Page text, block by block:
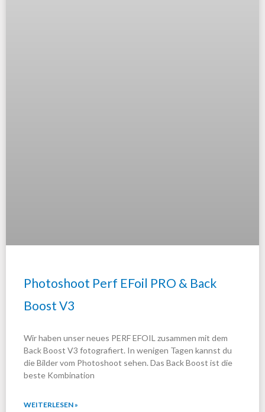
Photoshoot Perf EFoil PRO & Back
Boost V3
Wir haben unser neues PERF EFOIL zusammen mit dem
Back Boost V3 fotografiert. In wenigen Tagen kannst du
die Bilder vom Photoshoot sehen. Das Back Boost ist die
beste Kombination
WEITERLESEN »